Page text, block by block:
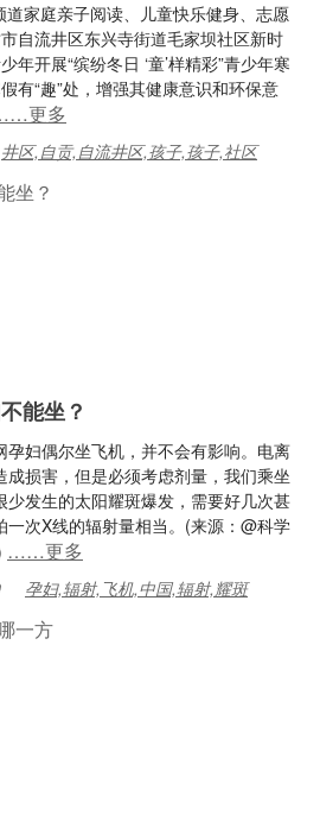
家庭亲子阅读、儿童快乐健身、志愿
自流井区东兴寺街道毛家坝社区新时
年开展“缤纷冬日 ‘童’样精彩”青少年寒
有“趣”处，增强其健康意识和环保意
更多
井区,自贡,自流井区,孩子,孩子,社区
能坐？
孕妇偶尔坐飞机，并不会有影响。电离
成损害，但是必须考虑剂量，我们乘坐
少发生的太阳耀斑爆发，需要好几次甚
一次X线的辐射量相当。(来源：@科学
……更多
孕妇,辐射,飞机,中国,辐射,耀斑